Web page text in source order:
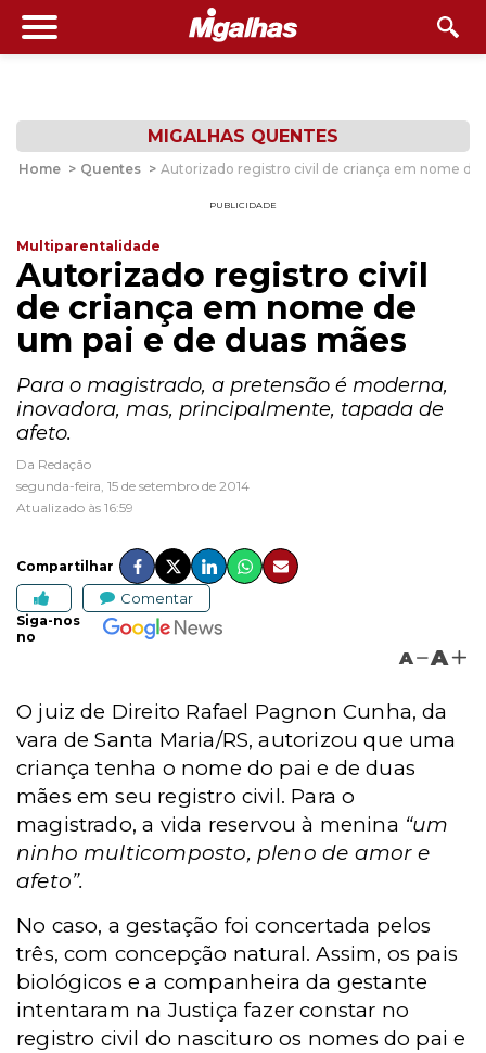
MIGALHAS QUENTES
Home > Quentes > Autorizado registro civil de criança em nome de
PUBLICIDADE
Multiparentalidade
Autorizado registro civil
de criança em nome de
um pai e de duas mães
Para o magistrado, a pretensão é moderna,
inovadora, mas, principalmente, tapada de
afeto.
Da Redação
segunda-feira, 15 de setembro de 2014
Atualizado às 16:59
Compartilhar
Comentar
Siga-nos
no
A A
O juiz de Direito Rafael Pagnon Cunha, da
vara de Santa Maria/RS, autorizou que uma
criança tenha o nome do pai e de duas
mães em seu registro civil. Para o
magistrado, a vida reservou à menina “um
ninho multicomposto, pleno de amor e
afeto”.
No caso, a gestação foi concertada pelos
três, com concepção natural. Assim, os pais
biológicos e a companheira da gestante
intentaram na Justiça fazer constar no
registro civil do nascituro os nomes do pai e